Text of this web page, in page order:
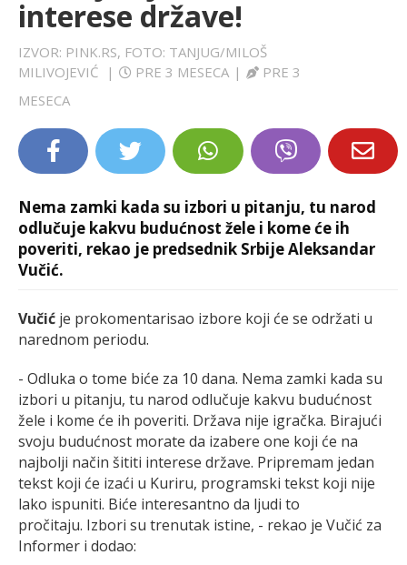
interese države!
IZVOR: PINK.RS, FOTO: TANJUG/MILOŠ
MILIVOJEVIĆ
| PRE 3 MESECA |
PRE 3
MESECA
Nema zamki kada su izbori u pitanju, tu narod
odlučuje kakvu budućnost žele i kome će ih
poveriti, rekao je predsednik Srbije Aleksandar
Vučić.
Vučić je prokomentarisao izbore koji će se održati u
narednom periodu.
- Odluka o tome biće za 10 dana. Nema zamki kada su
izbori u pitanju, tu narod odlučuje kakvu budućnost
žele i kome će ih poveriti. Država nije igračka. Birajući
svoju budućnost morate da izabere one koji će na
najbolji način šititi interese države. Pripremam jedan
tekst koji će izaći u Kuriru, programski tekst koji nije
lako ispuniti. Biće interesantno da ljudi to
pročitaju. Izbori su trenutak istine, - rekao je Vučić za
Informer i dodao: